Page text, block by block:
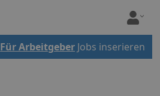
Für Arbeitgeber Jobs inserieren